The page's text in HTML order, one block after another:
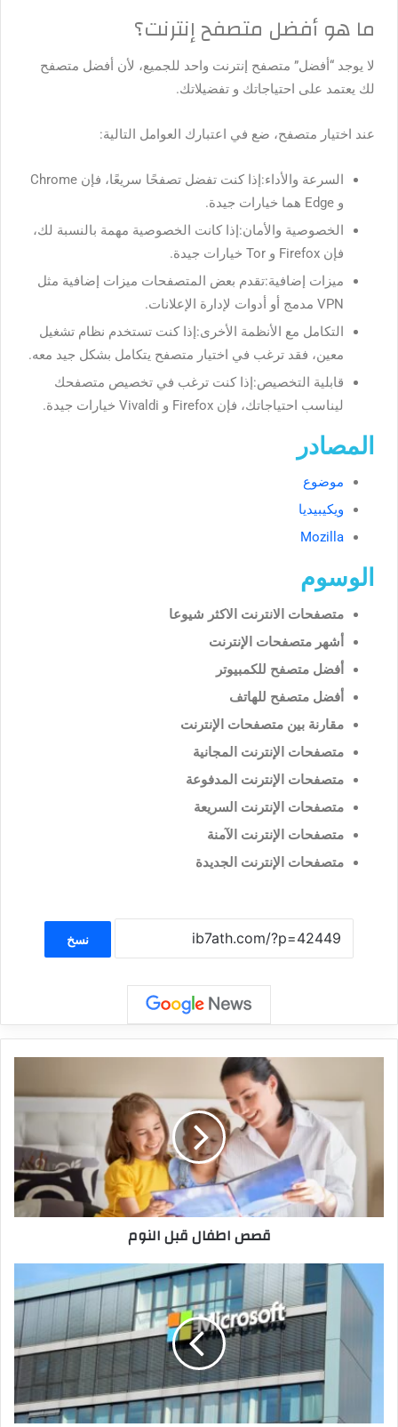
ما هو أفضل متصفح إنترنت؟
لا يوجد “أفضل” متصفح إنترنت واحد للجميع، لأن أفضل متصفح
لك يعتمد على احتياجاتك و تفضيلاتك.
عند اختيار متصفح، ضع في اعتبارك العوامل التالية:
السرعة والأداء:
إذا كنت تفضل تصفحًا سريعًا، فإن Chrome
و Edge هما خيارات جيدة.
الخصوصية والأمان:إذا كانت الخصوصية مهمة بالنسبة لك،
فإن Firefox و Tor خيارات جيدة.
ميزات إضافية:تقدم بعض المتصفحات ميزات إضافية مثل
VPN مدمج أو أدوات لإدارة الإعلانات.
التكامل مع الأنظمة الأخرى:إذا كنت تستخدم نظام تشغيل
معين، فقد ترغب في اختيار متصفح يتكامل بشكل جيد معه.
قابلية التخصيص:إذا كنت ترغب في تخصيص متصفحك
ليناسب احتياجاتك، فإن Firefox و Vivaldi خيارات جيدة.
المصادر
موضوع
ويكيبيديا
Mozilla
الوسوم
متصفحات الانترنت الاكثر شيوعا
أشهر متصفحات الإنترنت
أفضل متصفح للكمبيوتر
أفضل متصفح للهاتف
مقارنة بين متصفحات الإنترنت
متصفحات الإنترنت المجانية
متصفحات الإنترنت المدفوعة
متصفحات الإنترنت السريعة
متصفحات الإنترنت الآمنة
متصفحات الإنترنت الجديدة
نسخ
قصص اطفال قبل النوم